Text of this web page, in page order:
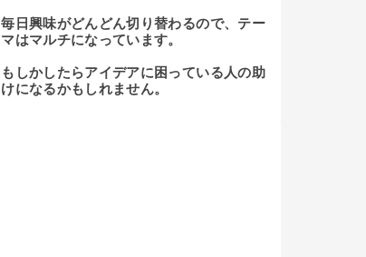
毎日興味がどんどん切り替わるので、テー
マはマルチになっています。
もしかしたらアイデアに困っている人の助
けになるかもしれません。